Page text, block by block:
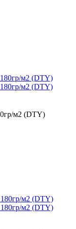
м2 (DTY)